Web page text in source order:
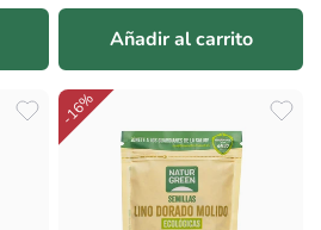
Añadir al carrito
-16%